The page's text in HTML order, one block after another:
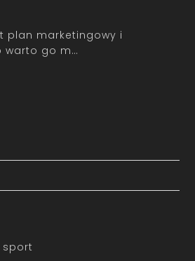
plan marketingowy i
warto go m…
sport